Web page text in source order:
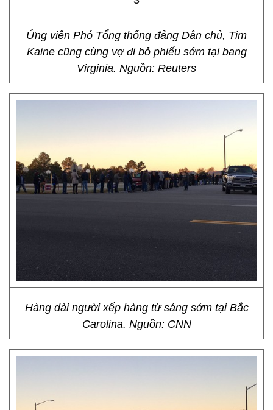
Ứng viên Phó Tổng thống đảng Dân chủ, Tim
Kaine cũng cùng vợ đi bỏ phiếu sớm tại bang
Virginia. Nguồn: Reuters
Hàng dài người xếp hàng từ sáng sớm tại Bắc
Carolina. Nguồn: CNN